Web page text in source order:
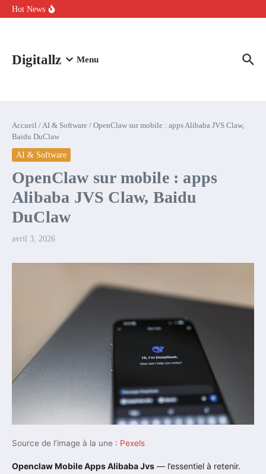
Aller au contenu
Hot News
Comment l’IA simplifie la data de caisse pour la transformer en
Digitallz Menu
Accueil /AI & Software / OpenClaw sur mobile : apps Alibaba JVS Claw,
Baidu DuClaw
AI & Software
OpenClaw sur mobile : apps
Alibaba JVS Claw, Baidu
DuClaw
avril 3, 2026
Source de l’image à la une : Pexels
Openclaw Mobile Apps Alibaba Jvs — l’essentiel à retenir.